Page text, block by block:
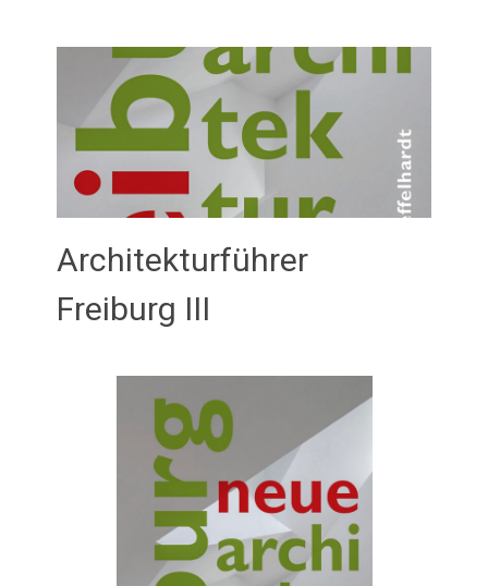
Architekturführer
Freiburg III